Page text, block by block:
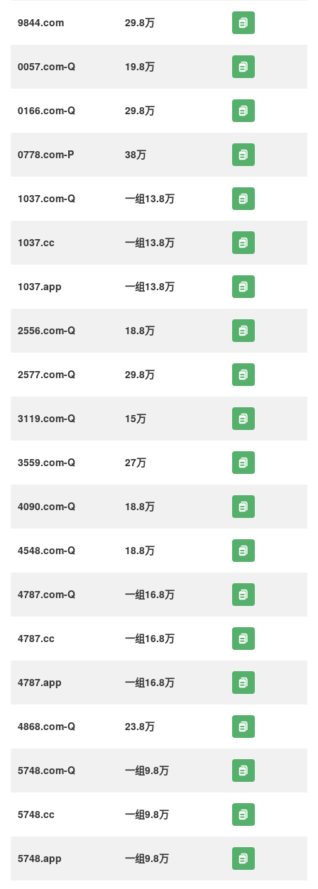
9844.com 29.8万
0057.com-Q 19.8万
0166.com-Q 29.8万
0778.com-P 38万
1037.com-Q 一组13.8万
1037.cc 一组13.8万
1037.app 一组13.8万
2556.com-Q 18.8万
2577.com-Q 29.8万
3119.com-Q 15万
3559.com-Q 27万
4090.com-Q 18.8万
4548.com-Q 18.8万
4787.com-Q 一组16.8万
4787.cc 一组16.8万
4787.app 一组16.8万
4868.com-Q 23.8万
5748.com-Q 一组9.8万
5748.cc 一组9.8万
5748.app 一组9.8万